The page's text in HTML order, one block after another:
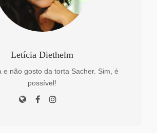
Letícia Diethelm
e não gosto da torta Sacher. Sim, é
possível!